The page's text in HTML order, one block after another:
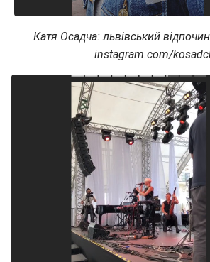
Катя Осадча: львівський
instagram.com/